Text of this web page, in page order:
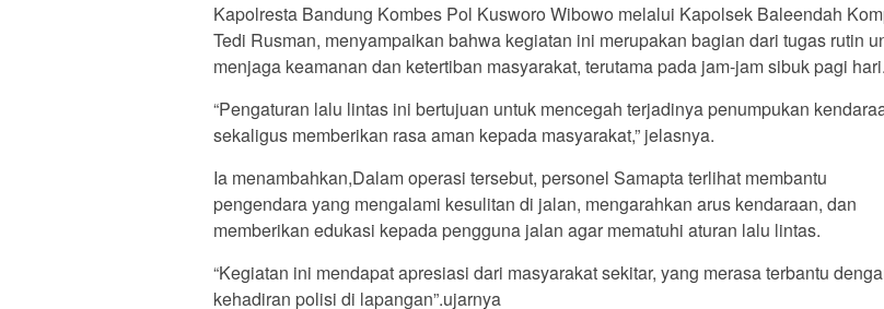
Kapolresta Bandung Kombes Pol Kusworo Wibowo melalui Kapolsek Baleendah
Tedi Rusman, menyampaikan bahwa kegiatan ini merupakan bagian dari tugas rutin
menjaga keamanan dan ketertiban masyarakat, terutama pada jam-jam sibuk pagi hari.
“Pengaturan lalu lintas ini bertujuan untuk mencegah terjadinya penumpukan
sekaligus memberikan rasa aman kepada masyarakat,” jelasnya.
Ia menambahkan,Dalam operasi tersebut, personel Samapta terlihat membantu
pengendara yang mengalami kesulitan di jalan, mengarahkan arus kendaraan, dan
memberikan edukasi kepada pengguna jalan agar mematuhi aturan lalu lintas.
“Kegiatan ini mendapat apresiasi dari masyarakat sekitar, yang merasa terbantu
kehadiran polisi di lapangan”.ujarnya